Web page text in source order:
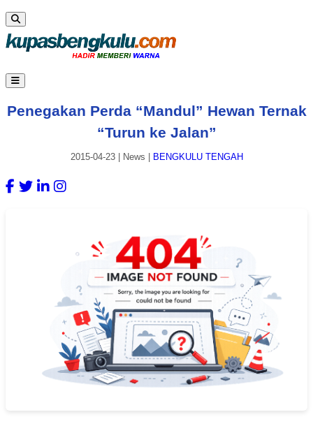
Penegakan Perda “Mandul” Hewan Ternak
“Turun ke Jalan”
2015-04-23| News BENGKULU TENGAH